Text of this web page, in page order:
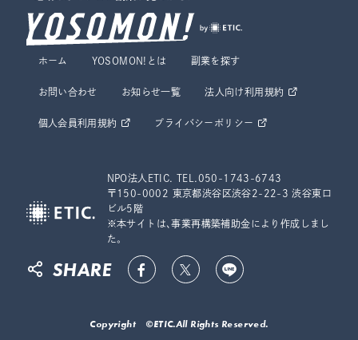
ホーム YOSOMON!とは 副業を探す
お問い合わせ お知らせ一覧 法人向け利用規約
個人会員利用規約 プライバシーポリシー
NPO法人ETIC. TEL.050-1743-6743
〒150-0002 東京都渋谷区渋谷2-22-3 渋谷東口
ビル5階
※本サイトは、事業再構築補助金により作成しまし
た。
SHARE
Copyright ©ETIC.All Rights Reserved.